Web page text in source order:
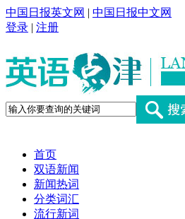
中国日报英文网 | 中国日报中文网
登录 | 注册
首页
双语新闻
新闻热词
分类词汇
流行新词